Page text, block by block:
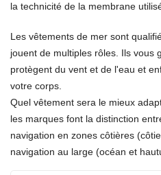
la technicité de la membrane
Les vêtements de mer sont
jouent de multiples rôles. Ils vous
protègent du vent et de l'eau et
votre corps.
Quel vêtement sera le mieux
les marques font la distinction
navigation en zones côtières
navigation au large (océan et